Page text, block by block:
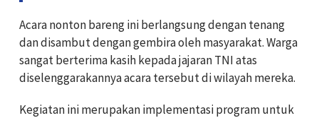
Acara nonton bareng ini berlangsung dengan tenang
dan disambut dengan gembira oleh masyarakat. Warga
sangat berterima kasih kepada jajaran TNI atas
diselenggarakannya acara tersebut di wilayah mereka.
Kegiatan ini merupakan implementasi program untuk